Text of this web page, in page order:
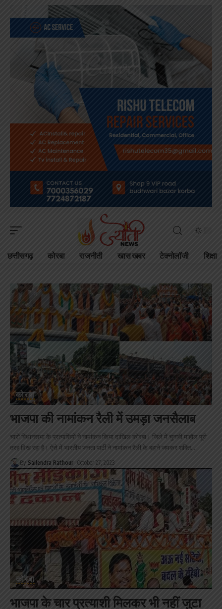
छत्तीसगढ़ कोरबा राजनीती खास खबर टेक्नोलॉजी शिक्षा
कोरबा
भाजपा की नामांकन रैली में उमड़ा जनसैलाब
चारों विधानसभा के प्रत्याशियों ने नामांकन किया दाखिल कोरबा। जिले में चुनावी माहौल पूरी
तरह दिख रहा है। ऐसे में भारतीय जनता पार्टी ने नामांकन रैली के बहाने जमकर शक्ति…
By Sailendra Rathour October 27, 2023
कोरबा
भाजपा के चार प्रत्याशी मिलकर भी नहीं जुटा